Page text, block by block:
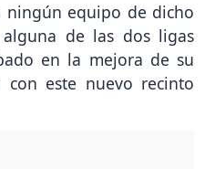
ningún equipo de dicho
de las dos ligas
en la mejora de su
con este nuevo recinto